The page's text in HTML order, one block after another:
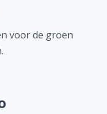
voor de groen